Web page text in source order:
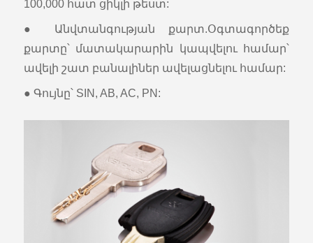
100,000 հատ ցիկլի թեստ:
● Անվտանգության քարտ.Օգտագործեք
քարտը՝ մատակարարին կապվելու համար՝
ավելի շատ բանալիներ ավելացնելու համար:
● Գույնը՝ SIN, AB, AC, PN: